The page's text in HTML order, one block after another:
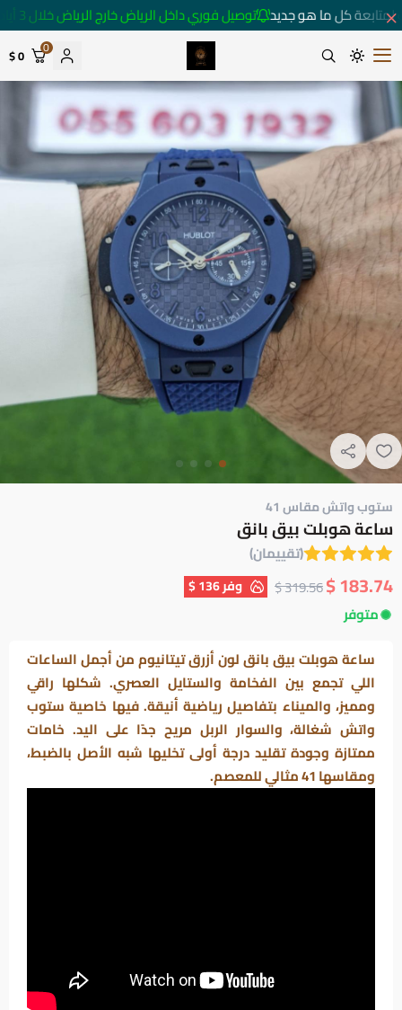
كل ما هو جديد توصيل فوري داخل الرياض خارج الرياض خلال 3 أيام 🚚
متجر ساعات رومانس
0
0 $
ستوب واتش مقاس 41
ساعة هوبلت بيق بانق
(تقييمان)
183.74 $
319.56 $ وفر136 $
متوفر
ساعة هوبلت بيق بانق لون أزرق تيتانيوم من أجمل الساعات
اللي تجمع بين الفخامة والستايل العصري. شكلها راقي
ومميز، والميناء بتفاصيل رياضية أنيقة. فيها خاصية ستوب
واتش شغالة، والسوار الربل مريح جدًا على اليد. خامات
ممتازة وجودة تقليد درجة أولى تخليها شبه الأصل بالضبط،
ومقاسها 41 مثالي للمعصم.